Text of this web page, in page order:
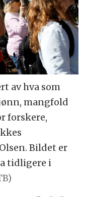
av hva som
mangfold
forskere,
Bildet er
tidligere i